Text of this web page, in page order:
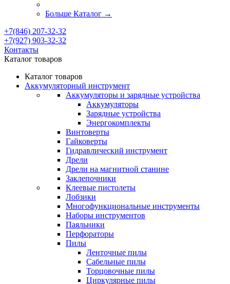
Больше Каталог →
+7(846) 207-32-32
+7(927) 903-32-32
Контакты
Каталог товаров
Каталог товаров
Аккумуляторный инструмент
Аккумуляторы и зарядные устройства
Аккумуляторы
Зарядные устройства
Энергокомплекты
Винтоверты
Гайковерты
Гидравлический инструмент
Дрели
Дрели на магнитной станине
Заклепочники
Клеевые пистолеты
Лобзики
Многофункциональные инструменты
Наборы инструментов
Паяльники
Перфораторы
Пилы
Ленточные пилы
Сабельные пилы
Торцовочные пилы
Циркулярные пилы